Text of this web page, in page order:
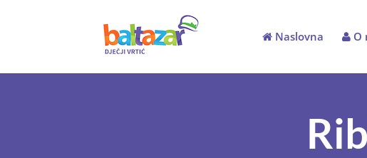
Naslovna O